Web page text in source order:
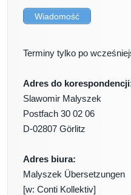
Wiadomość
Terminy tylko po
Adres do
Slawomir Malyszek
Postfach 30 02 06
D-02807 Görlitz
Adres biura:
Malyszek Übersetzungen
[w: Conti Kollektiv]